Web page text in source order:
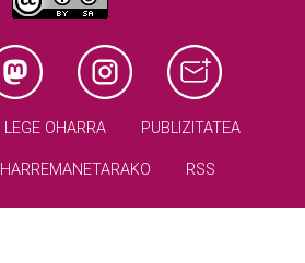
LEGE OHARRA PUBLIZITATEA
HARREMANETARAKO RSS